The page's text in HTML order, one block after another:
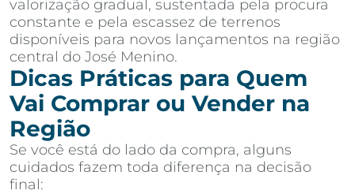
valorização gradual, sustentada pela procura
constante e pela escassez de terrenos
disponíveis para novos lançamentos na região
central do José Menino.
Dicas Práticas para Quem
Vai Comprar ou Vender na
Região
Se você está do lado da compra, alguns
cuidados fazem toda diferença na decisão
final: